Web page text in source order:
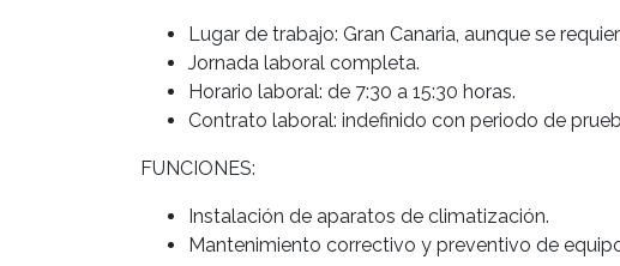
Lugar de trabajo: Gran Canaria, aunque se
Jornada laboral completa.
Horario laboral: de 7:30 a 15:30 horas.
Contrato laboral: indefinido con periodo de
FUNCIONES:
Instalación de aparatos de climatización.
Mantenimiento correctivo y preventivo de